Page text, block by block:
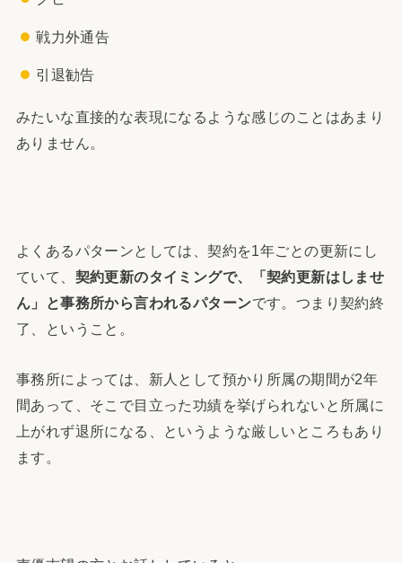
戦力外通告
引退勧告
みたいな直接的な表現になるような感じのことはあまり
ありません。
よくあるパターンとしては、契約を1年ごとの更新にし
ていて、 契約更新のタイミングで、「契約更新はしませ
ん」と事務所から言われるパターンです。つまり契約終
了、ということ。
事務所によっては、新人として預かり所属の期間が2年
間あって、そこで目立った功績を挙げられないと所属に
上がれず退所になる、というような厳しいところもあり
ます。